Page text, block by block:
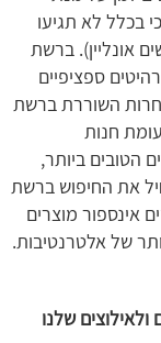
בכלל לא תגיעו
אונליין). ברשת
ספציפיים
השוררת ברשת
חנות
ביותר,
את החיפוש ברשת
אינספור מוצרים
של אלטרנטיבות.
שלנו